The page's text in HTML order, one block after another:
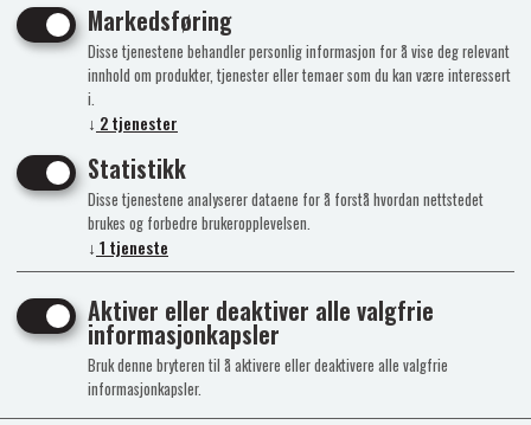
Markedsføring
Disse tjenestene behandler personlig informasjon for å vise deg relevant
innhold om produkter, tjenester eller temaer som du kan være interessert
i.
↓ 2tjenester
Statistikk
Disse tjenestene analyserer dataene for å forstå hvordan nettstedet
brukes og forbedre brukeropplevelsen.
↓ 1 tjeneste
Aktiver eller deaktiver alle valgfrie
informasjonkapsler
Bruk denne bryteren til å aktivere eller deaktivere alle valgfrie
informasjonkapsler.